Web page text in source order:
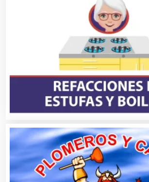
Audios para Eventos
Automatización
Automóviles Nuevos y Usados
Autopartes Eléctricas
Avaluos